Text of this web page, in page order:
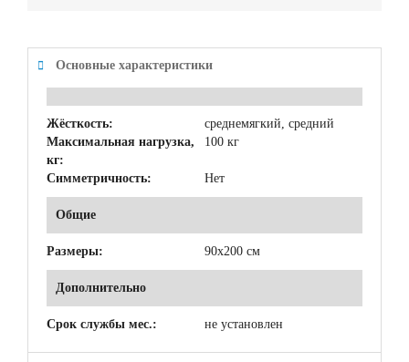
Основные характеристики
Жёсткость:
среднемягкий, средний
Максимальная нагрузка,
кг:
100 кг
Симметричность: Нет
Общие
Размеры: 90x200 см
Дополнительно
Срок службы мес.: не установлен